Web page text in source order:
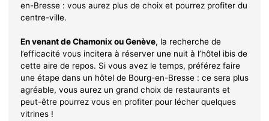
en-Bresse : vous aurez plus de choix et pourrez profiter du
centre-ville.
En venant de Chamonix ou Genève, la recherche de
l’efficacité vous incitera à réserver une nuit à l’hôtel ibis de
cette aire de repos. Si vous avez le temps, préférez faire
une étape dans un hôtel de Bourg-en-Bresse : ce sera plus
agréable, vous aurez un grand choix de restaurants et
peut-être pourrez vous en profiter pour lécher quelques
vitrines !